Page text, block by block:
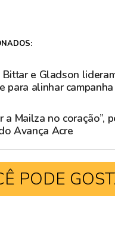
Bittar e Gladson
para alinhar
a Mailza no coração”,
Avança Acre
PODE